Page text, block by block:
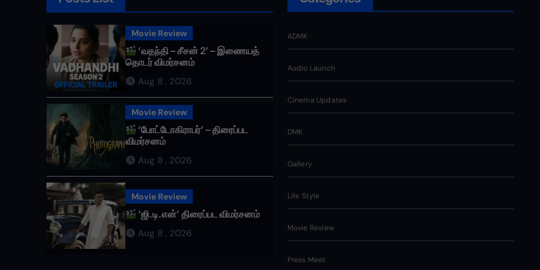
Movie Review
‘வதந்தி – சீசன் 2’ – இணையத்
தொடர் விமர்சனம்
Aug 8 , 2026
Movie Review
‘போட்டோகிராபர்’ – திரைப்பட
விமர்சனம்
Aug 8 , 2026
Movie Review
‘ஜி.டி.என்’ திரைப்பட விமர்சனம்
Aug 8 , 2026
ADMK
Audio Launch
Cinema Updates
DMK
Gallery
Life Style
Movie Review
Press Meet